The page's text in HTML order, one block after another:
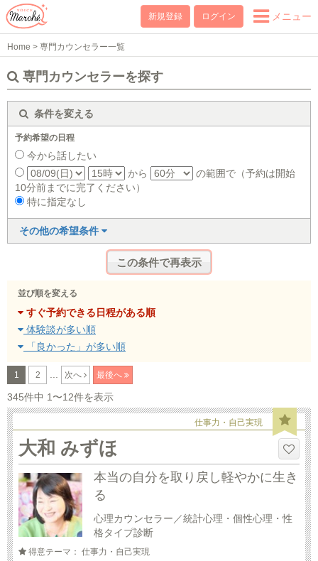
新規登録 ログイン メニュー
Home > 専門カウンセラー一覧
専門カウンセラーを探す
条件を変える
予約希望の日程
今から話したい
から
の範囲で（予約は開始
10分前までに完了ください）
特に指定なし
その他の希望条件
並び順を変える
すぐ予約できる日程がある順
体験談が多い順
「良かった」が多い順
1 2 次へ 最後へ
345件中 1〜12件を表示
仕事力・自己実現
大和 みずほ
本当の自分を取り戻し軽やかに生き
る
心理カウンセラー／統計心理・個性心理・性
格タイプ診断
得意テーマ： 仕事力・自己実現